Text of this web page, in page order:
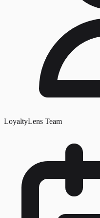
LoyaltyLens Team